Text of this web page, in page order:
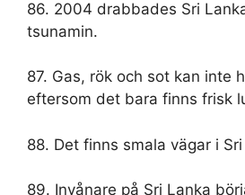
86. 2004 drabbades Sri
tsunamin.
87. Gas, rök och sot kan inte
eftersom det bara finns frisk
88. Det finns smala vägar i
89. Invånare på Sri Lanka